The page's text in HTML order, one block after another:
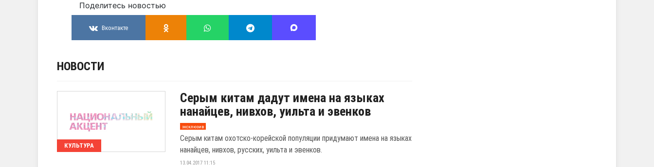
Поделитесь новостью
Вконтакте
НОВОСТИ
КУЛЬТУРА
Серым китам дадут имена на языках
нанайцев, нивхов, уильта и эвенков
эксклюзив
Серым китам охотско-корейской популяции придумают имена на языках
нанайцев, нивхов, русских, уильта и эвенков.
13.04.2017 11:15